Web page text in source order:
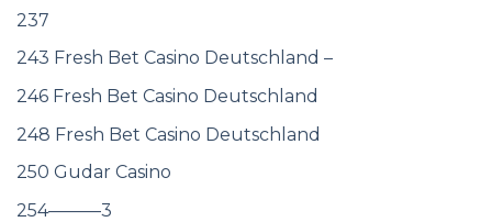
237
243 Fresh Bet Casino Deutschland –
246 Fresh Bet Casino Deutschland
248 Fresh Bet Casino Deutschland
250 Gudar Casino
254———3